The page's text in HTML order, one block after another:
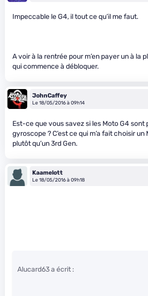
Impeccable le G4, il tout ce qu’il me faut.
A voir à la rentrée pour m’en payer un à la
qui commence à débloquer.
JohnCaffey
Le 18/05/2016 à 09h14
Est-ce que vous savez si les Moto G4 sont
gyroscope ? C’est ce qui m’a fait choisir un
plutôt qu’un 3rd Gen.
Kaamelott
Le 18/05/2016 à 09h18
Alucard63 a écrit :